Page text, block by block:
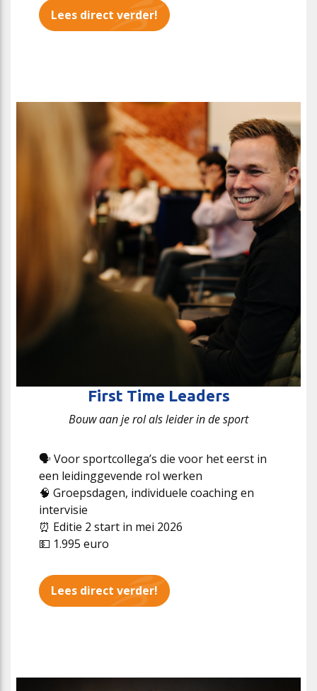
Lees direct verder!
First Time Leaders
Bouw aan je rol als leider in de sport
🗣️ Voor sportcollega’s die voor het eerst in
een leidinggevende rol werken
🧠 Groepsdagen, individuele coaching en
intervisie
⏰ Editie 2 start in mei 2026
💵 1.995 euro
Lees direct verder!